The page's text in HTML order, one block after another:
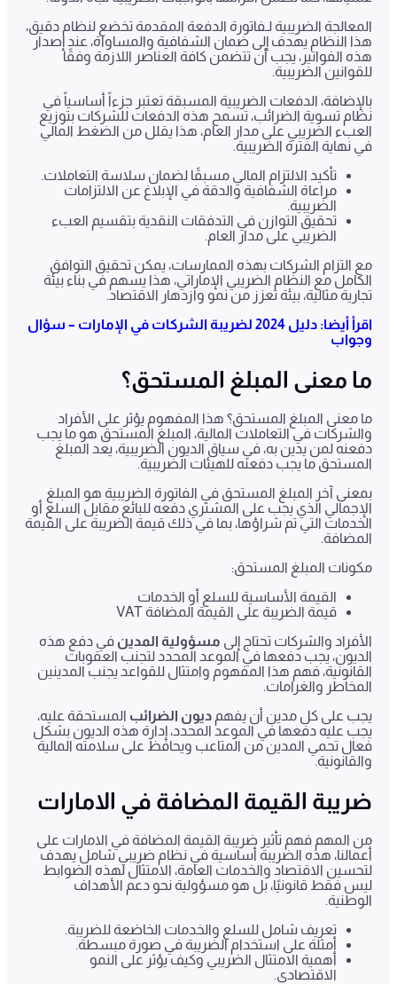
المعالجة الضريبية لـفاتورة الدفعة المقدمة تخضع لنظام دقيق،
هذا النظام يهدف إلى ضمان الشفافية والمساواة، عند إصدار
هذه الفواتير، يجب أن تتضمن كافة العناصر اللازمة وفقًا
للقوانين الضريبية.
بالإضافة، الدفعات الضريبية المسبقة تعتبر جزءاً أساسياً في
نظام تسوية الضرائب، تسمح هذه الدفعات للشركات بتوزيع
العبء الضريبي على مدار العام، هذا يقلل من الضغط المالي
في نهاية الفترة الضريبية.
تأكيد الالتزام المالي مسبقًا لضمان سلاسة التعاملات.
مراعاة الشفافية والدقة في الإبلاغ عن الالتزامات
الضريبية.
تحقيق التوازن في التدفقات النقدية بتقسيم العبء
الضريبي على مدار العام.
مع التزام الشركات بهذه الممارسات، يمكن تحقيق التوافق
الكامل مع النظام الضريبي الإماراتي، هذا يسهم في بناء بيئة
تجارية مثالية، بيئة تعزز من نمو وازدهار الاقتصاد.
اقرأ أيضا: دليل 2024 لضريبة الشركات في الإمارات – سؤال
وجواب
ما معنى المبلغ المستحق؟
ما معنى المبلغ المستحق؟ هذا المفهوم يؤثر على الأفراد
والشركات في التعاملات المالية، المبلغ المستحق هو ما يجب
دفعنه لمن يدين به، في سياق الديون الضريبية، يعد المبلغ
المستحق ما يجب دفعنه للهيئات الضريبية.
بمعنى آخر المبلغ المستحق في الفاتورة الضريبية هو المبلغ
الإجمالي الذي يجب على المشتري دفعه للبائع مقابل السلع أو
الخدمات التي تم شراؤها، بما في ذلك قيمة الضريبة على القيمة
المضافة.
مكونات المبلغ المستحق:
القيمة الأساسية للسلع أو الخدمات
قيمة الضريبة على القيمة المضافة VAT
الأفراد والشركات تحتاج إلى مسؤولية المدين في دفع هذه
الديون، يجب دفعها في الموعد المحدد لتجنب العقوبات
القانونية، فهم هذا المفهوم وامتثال للقواعد يجنب المدينين
المخاطر والغرامات.
يجب على كل مدين أن يفهم ديون الضرائب المستحقة عليه،
يجب عليه دفعها في الموعد المحدد، إدارة هذه الديون بشكل
فعال تحمي المدين من المتاعب ويحافظ على سلامته المالية
والقانونية.
ضريبة القيمة المضافة في الامارات
من المهم فهم تأثير ضريبة القيمة المضافة في الامارات على
أعمالنا، هذه الضريبة أساسية في نظام ضريبي شامل يهدف
لتحسين الاقتصاد والخدمات العامة، الامتثال لهذه الضوابط
ليس فقط قانونيًا، بل هو مسؤولية نحو دعم الأهداف
الوطنية.
تعريف شامل للسلع والخدمات الخاضعة للضريبة.
أمثلة على استخدام الضريبة في صورة مبسطة.
أهمية الامتثال الضريبي وكيف يؤثر على النمو
الاقتصادي.